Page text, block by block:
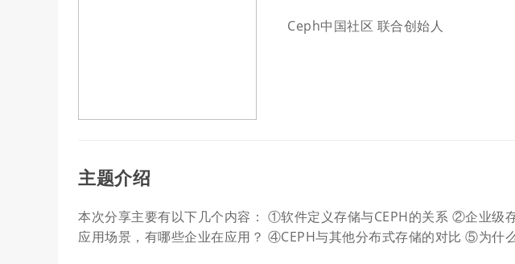
Ceph中国社区 联合创始人
主题介绍
本次分享主要有以下几个内容： ①软件定义存储与CEPH的关系 ②企业级
应用场景，有哪些企业在应用？ ④CEPH与其他分布式存储的对比 ⑤为什